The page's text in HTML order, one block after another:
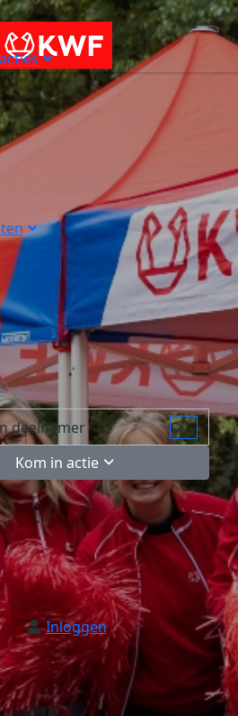
Kom in actie
Inloggen